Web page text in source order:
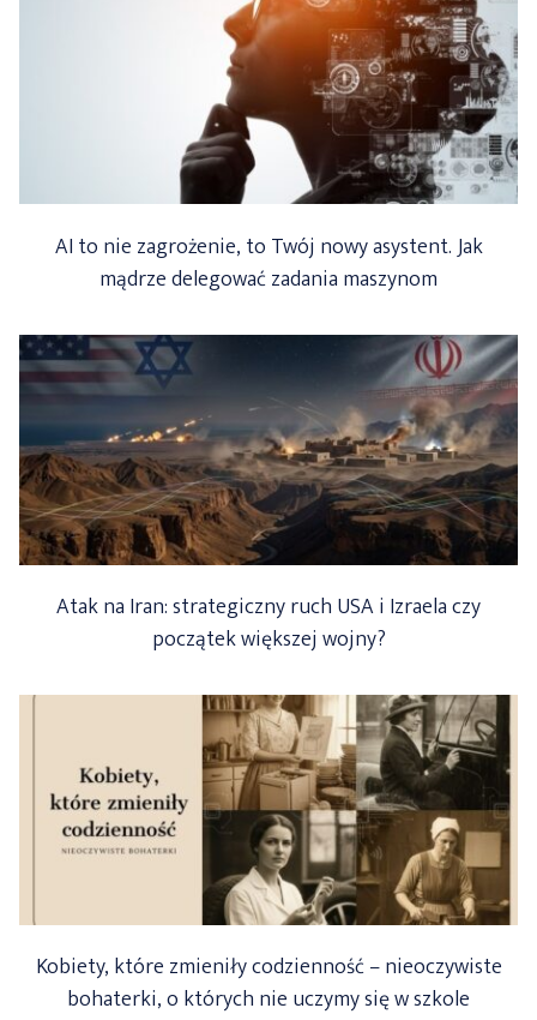
AI to nie zagrożenie, to Twój nowy asystent. Jak
mądrze delegować zadania maszynom
Atak na Iran: strategiczny ruch USA i Izraela czy
początek większej wojny?
Kobiety, które zmieniły codzienność – nieoczywiste
bohaterki, o których nie uczymy się w szkole